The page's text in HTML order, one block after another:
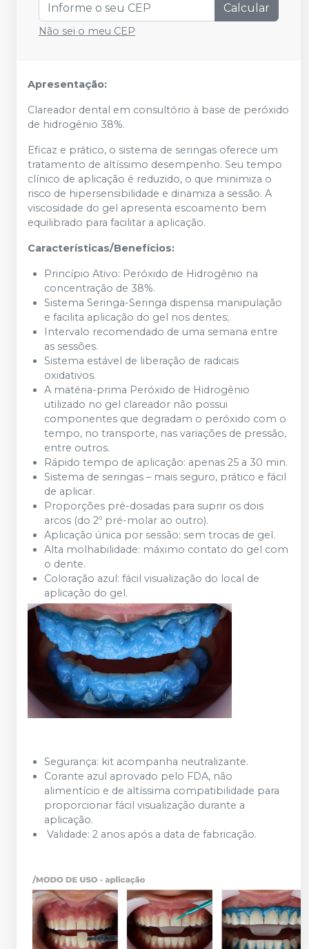
Calcular
Não sei o meu CEP
Apresentação:
Clareador dental em consultório à base de peróxido
de hidrogênio 38%.
Eficaz e prático, o sistema de seringas oferece um
tratamento de altíssimo desempenho. Seu tempo
clínico de aplicação é reduzido, o que minimiza o
risco de hipersensibilidade e dinamiza a sessão. A
viscosidade do gel apresenta escoamento bem
equilibrado para facilitar a aplicação.
Características/Benefícios:
Princípio Ativo: Peróxido de Hidrogênio na
concentração de 38%.
Sistema Seringa-Seringa dispensa manipulação
e facilita aplicação do gel nos dentes;.
Intervalo recomendado de uma semana entre
as sessões.
Sistema estável de liberação de radicais
oxidativos.
A matéria-prima Peróxido de Hidrogênio
utilizado no gel clareador não possui
componentes que degradam o peróxido com o
tempo, no transporte, nas variações de pressão,
entre outros.
Rápido tempo de aplicação: apenas 25 a 30 min.
Sistema de seringas – mais seguro, prático e fácil
de aplicar.
Proporções pré-dosadas para suprir os dois
arcos (do 2º pré-molar ao outro).
Aplicação única por sessão: sem trocas de gel.
Alta molhabilidade: máximo contato do gel com
o dente.
Coloração azul: fácil visualização do local de
aplicação do gel.
Segurança: kit acompanha neutralizante.
Corante azul aprovado pelo FDA, não
alimentício e de altíssima compatibilidade para
proporcionar fácil visualização durante a
aplicação.
Validade: 2 anos após a data de fabricação.